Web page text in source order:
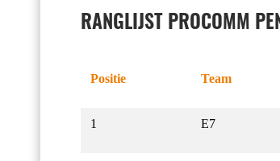
RANGLIJST PROCOMM
Positie Team
1 E7